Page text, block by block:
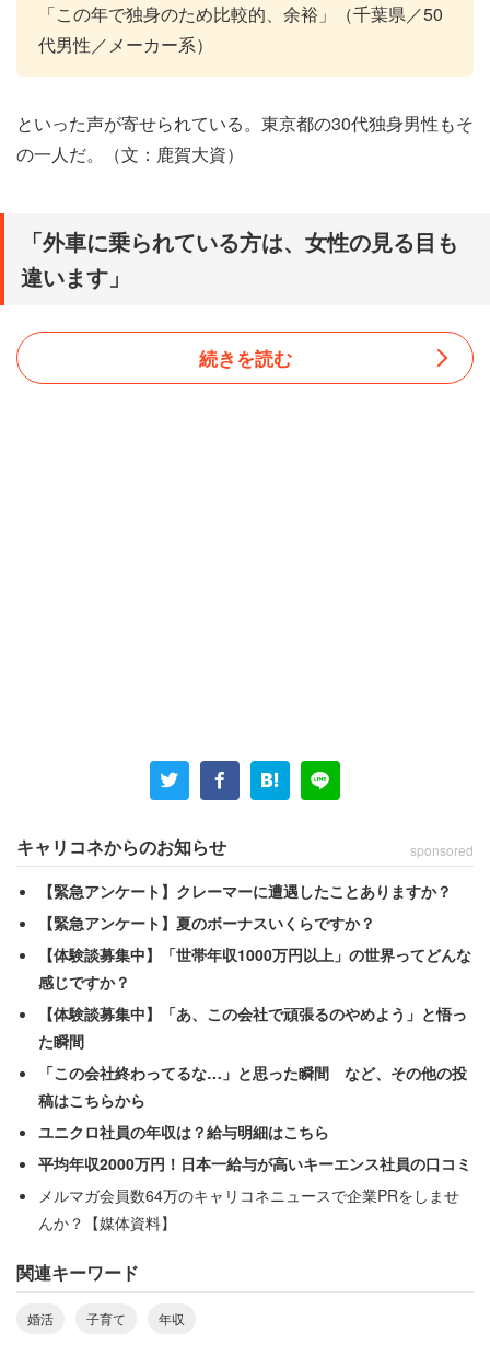
「この年で独身のため比較的、余裕」（千葉県／50
代男性／メーカー系）
といった声が寄せられている。東京都の30代独身男性もそ
の一人だ。（文：鹿賀大資）
「外車に乗られている方は、女性の見る目も
違います」
います。衣服にはじまり、靴や時計、鞄なども好き
な物が買えます」
そんな男性だが、実は婚活を通して年収の壁を痛感したと
いう。
「都内に住んでいる女性は理想が高いです。自分の
年収だと、まったく相手にされません。また私は国
産車ですが、やはり外車に乗られている方は、女性
の見る目も違います」
女性がその限りではない。
続きを読む
キャリコネからのお知らせ sponsored
【緊急アンケート】クレーマーに遭遇したことありますか？
【緊急アンケート】夏のボーナスいくらですか？
【体験談募集中】「世帯年収1000万円以上」の世界ってどんな
感じですか？
【体験談募集中】「あ、この会社で頑張るのやめよう」と悟っ
た瞬間
「この会社終わってるな…」と思った瞬間 など、その他の投
稿はこちらから
ユニクロ社員の年収は？給与明細はこちら
平均年収2000万円！日本一給与が高いキーエンス社員の口コミ
メルマガ会員数64万のキャリコネニュースで企業PRをしませ
んか？【媒体資料】
関連キーワード
婚活 子育て 年収